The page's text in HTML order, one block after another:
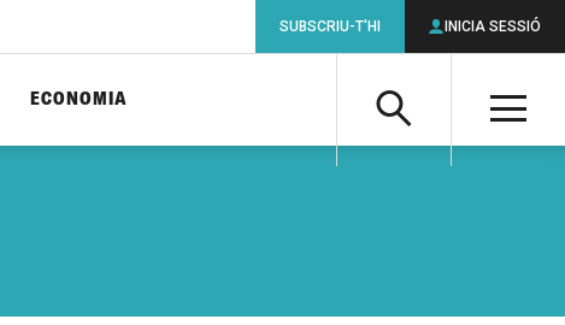
Cerca
ECONOMIA
SUBSCRIU-T'HI INICIA SESSIÓ